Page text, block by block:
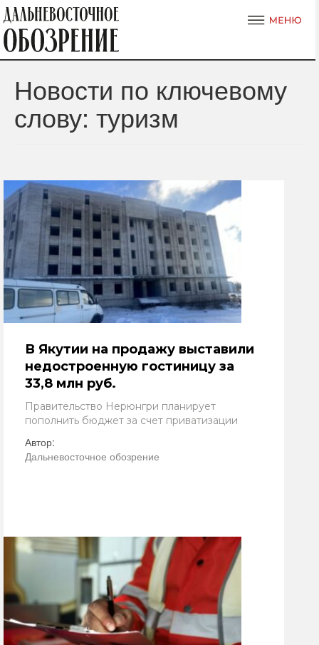
Новости по ключевому
слову: туризм
В Якутии на продажу выставили
недостроенную гостиницу за
33,8 млн руб.
Правительство Нерюнгри планирует
пополнить бюджет за счет приватизации
Автор:
Дальневосточное обозрение